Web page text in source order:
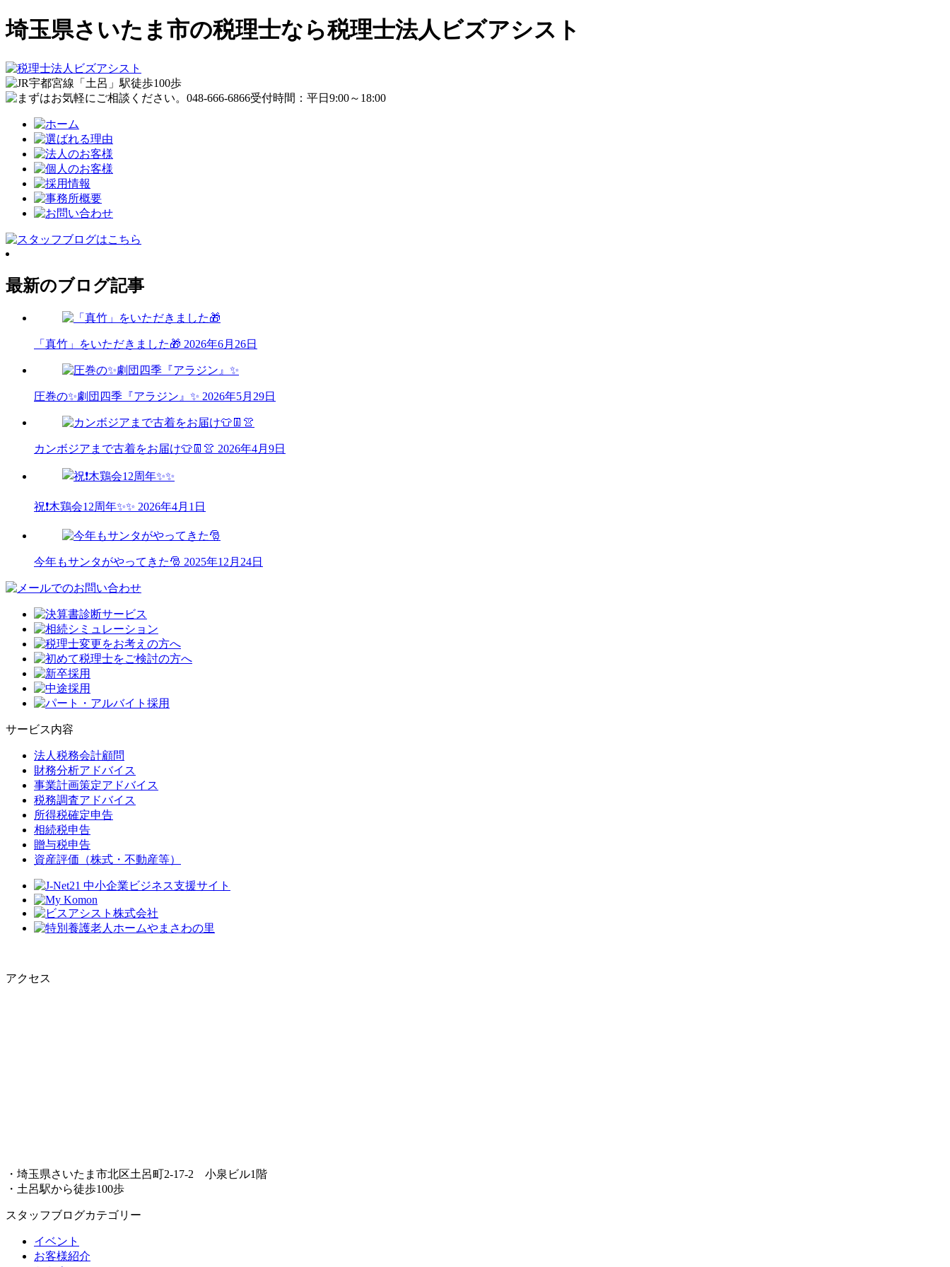
埼玉県さいたま市の税理士なら税理士法人ビズアシスト
最新のブログ記事
「真竹」をいただきました🎁 2026年6月26日
圧巻の✨劇団四季『アラジン』✨ 2026年5月29日
カンボジアまで古着をお届け👕👖👚 2026年4月9日
祝❗木鶏会12周年✨✨ 2026年4月1日
今年もサンタがやってきた🎅 2025年12月24日
サービス内容
法人税務会計顧問
財務分析アドバイス
事業計画策定アドバイス
税務調査アドバイス
所得税確定申告
相続税申告
贈与税申告
資産評価（株式・不動産等）
アクセス
・埼玉県さいたま市北区土呂町2-17-2 小泉ビル1階
・土呂駅から徒歩100歩
スタッフブログカテゴリー
イベント
お客様紹介